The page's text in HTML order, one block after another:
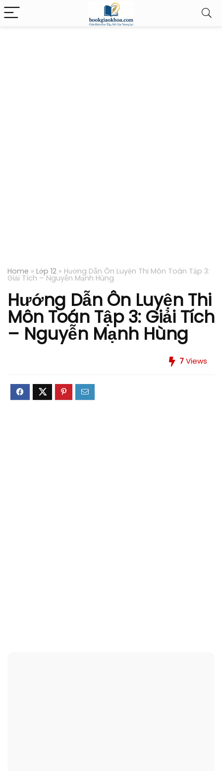
Home » Lớp 12 » Hướng Dẫn Ôn Luyện Thi Môn Toán Tập 3:
Giải Tích – Nguyễn Mạnh Hùng
Hướng Dẫn Ôn Luyện Thi
Môn Toán Tập 3: Giải Tích
– Nguyễn Mạnh Hùng
7Views